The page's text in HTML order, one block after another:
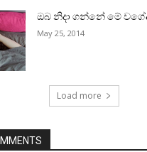
ඔබ නිදා ගන්නේ මේ
May 25, 2014
Load more